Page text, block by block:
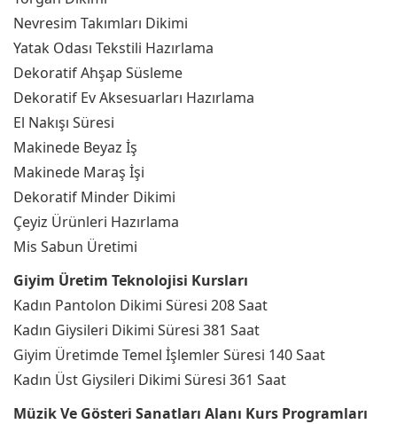
Nevresim Takımları Dikimi
Yatak Odası Tekstili Hazırlama
Dekoratif Ahşap Süsleme
Dekoratif Ev Aksesuarları Hazırlama
El Nakışı Süresi
Makinede Beyaz İş
Makinede Maraş İşi
Dekoratif Minder Dikimi
Çeyiz Ürünleri Hazırlama
Mis Sabun Üretimi
Giyim Üretim Teknolojisi Kursları
Kadın Pantolon Dikimi Süresi 208 Saat
Kadın Giysileri Dikimi Süresi 381 Saat
Giyim Üretimde Temel İşlemler Süresi 140 Saat
Kadın Üst Giysileri Dikimi Süresi 361 Saat
Müzik Ve Gösteri Sanatları Alanı Kurs Programları